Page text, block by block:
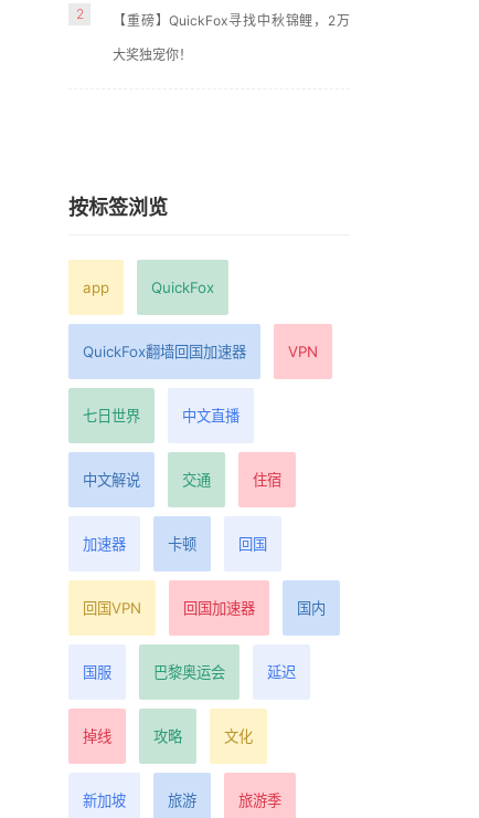
2 【重磅】QuickFox寻找中秋锦鲤，2万
大奖独宠你！
按标签浏览
app QuickFox
QuickFox翻墙回国加速器 VPN
七日世界 中文直播
中文解说 交通 住宿
加速器 卡顿 回国
回国VPN 回国加速器 国内
国服 巴黎奥运会 延迟
掉线 攻略 文化
新加坡 旅游 旅游季